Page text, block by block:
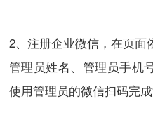
2、注册企业微信，在页面
管理员姓名、管理员手机
使用管理员的微信扫码完成